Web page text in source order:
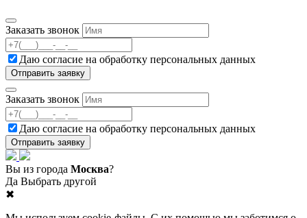
Заказать звонок
Даю согласие на обработку персональных данных
Заказать звонок
Даю согласие на обработку персональных данных
Вы из города Москва?
Да Выбрать другой
✖